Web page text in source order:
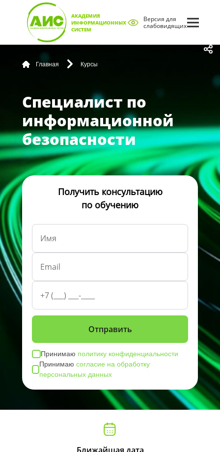
АКАДЕМИЯ
ИНФОРМАЦИОННЫХ
СИСТЕМ
Версия для
слабовидящих
Главная Курсы
Специалист по
информационной
безопасности
Получить консультацию
по обучению
Принимаю политику конфиденциальности
Принимаюсогласие на обработку
персональных данных